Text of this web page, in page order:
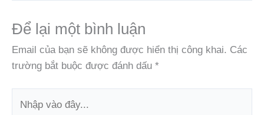
Để lại một bình luận
Email của bạn sẽ không được hiển thị công khai. Các
trường bắt buộc được đánh dấu *